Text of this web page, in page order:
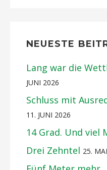
NEUESTE
Lang war die
JUNI 2026
Schluss mit
11. JUNI 2026
14 Grad. Und viel
Drei Zehntel 25.